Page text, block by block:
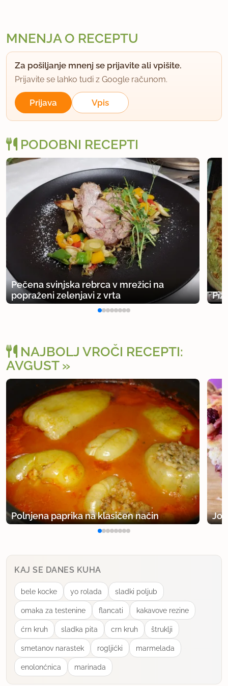
MNENJA O RECEPTU
Za pošiljanje mnenj se prijavite ali vpišite.
Prijavite se lahko tudi z Google računom.
Prijava Vpis
PODOBNI RECEPTI
Pečena svinjska rebrca v mrežici na
popraženi zelenjavi z vrta
NAJBOLJ VROČI RECEPTI:
AVGUST
Polnjena paprika na klasičen način
KAJ SE DANES KUHA
bele kocke yo rolada sladki poljub
omaka za testenine flancati kakavove rezine
ćrn kruh sladka pita crn kruh štruklji
smetanov narastek rogljićki marmelada
enolonćnica marinada